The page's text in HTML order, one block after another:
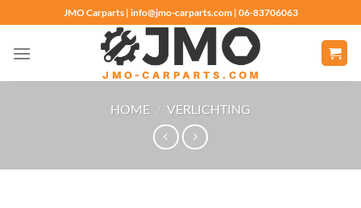
naar
inhoud
JMO Carparts | info@jmo-carparts.com | 06-83706063
HOME / VERLICHTING